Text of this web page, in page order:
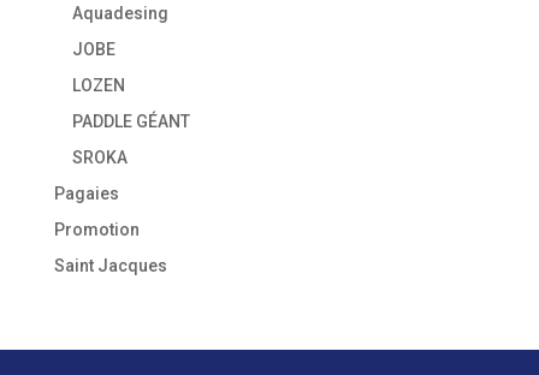
Aquadesing
JOBE
LOZEN
PADDLE GÉANT
SROKA
Pagaies
Promotion
Saint Jacques